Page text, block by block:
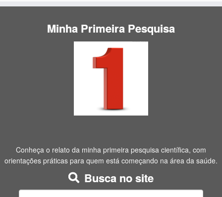
Minha Primeira Pesquisa
Conheça o relato da minha primeira pesquisa científica, com
orientações práticas para quem está começando na área da saúde.
Busca no site